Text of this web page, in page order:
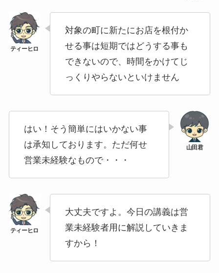
対象の町に新たにお店を根付か
せる事は短期ではどうする事も
できないので、時間をかけてじ
っくりやらないといけません
はい！そう簡単にはいかない事
は承知しております。ただ何せ
営業未経験なもので・・・
大丈夫ですよ。今日の講義は営
業未経験者用に解説していきま
すから！